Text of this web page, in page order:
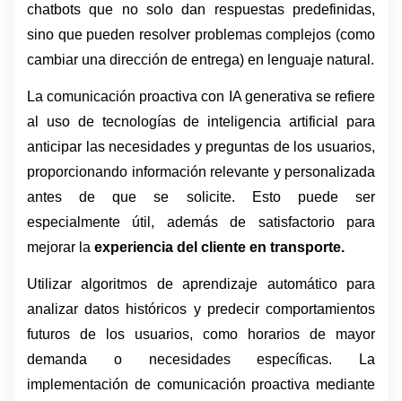
chatbots que no solo dan respuestas predefinidas,
sino que pueden resolver problemas complejos (como
cambiar una dirección de entrega) en lenguaje natural.
La comunicación proactiva con IA generativa se refiere
al uso de tecnologías de inteligencia artificial para
anticipar las necesidades y preguntas de los usuarios,
proporcionando información relevante y personalizada
antes de que se solicite. Esto puede ser
especialmente útil, además de satisfactorio para
mejorar la experiencia del cliente en transporte.
Utilizar algoritmos de aprendizaje automático para
analizar datos históricos y predecir comportamientos
futuros de los usuarios, como horarios de mayor
demanda o necesidades específicas. La
implementación de comunicación proactiva mediante